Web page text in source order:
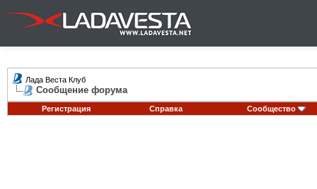
Лада Веста Клуб
Сообщение форума
Регистрация Справка Сообщество